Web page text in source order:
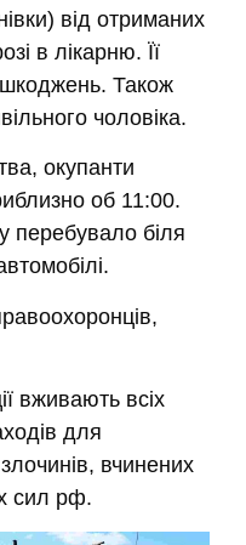
від отриманих
в лікарню. Її
Також
чоловіка.
окупанти
об 11:00.
перебувало біля
вживають всіх
для
вчинених
сил рф.